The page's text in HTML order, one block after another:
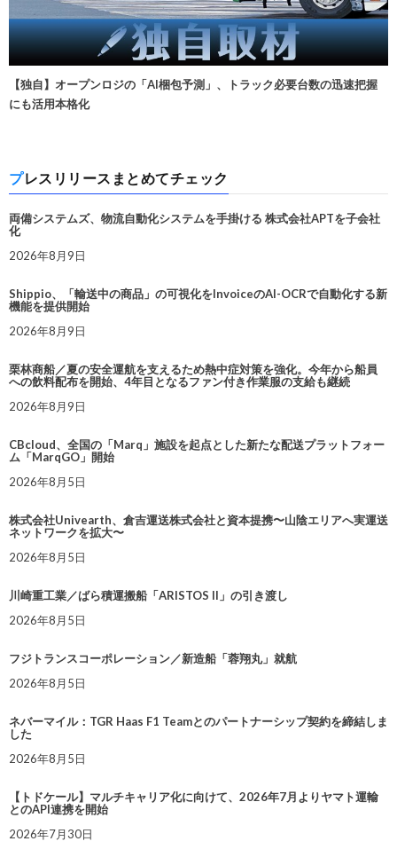
【独自】オープンロジの「AI梱包予測」、トラック必要台数の迅速把握
にも活用本格化
プレスリリースまとめてチェック
両備システムズ、物流自動化システムを手掛ける 株式会社APTを子会社
化
2026年8月9日
Shippio、「輸送中の商品」の可視化をInvoiceのAI-OCRで自動化する新
機能を提供開始
2026年8月9日
栗林商船／夏の安全運航を支えるため熱中症対策を強化。今年から船員
への飲料配布を開始、4年目となるファン付き作業服の支給も継続
2026年8月9日
CBcloud、全国の「Marq」施設を起点とした新たな配送プラットフォー
ム「MarqGO」開始
2026年8月5日
株式会社Univearth、倉吉運送株式会社と資本提携〜山陰エリアへ実運送
ネットワークを拡大〜
2026年8月5日
川崎重工業／ばら積運搬船「ARISTOS II」の引き渡し
2026年8月5日
フジトランスコーポレーション／新造船「蓉翔丸」就航
2026年8月5日
ネバーマイル：TGR Haas F1 Teamとのパートナーシップ契約を締結しま
した
2026年8月5日
【トドケール】マルチキャリア化に向けて、2026年7月よりヤマト運輸
とのAPI連携を開始
2026年7月30日